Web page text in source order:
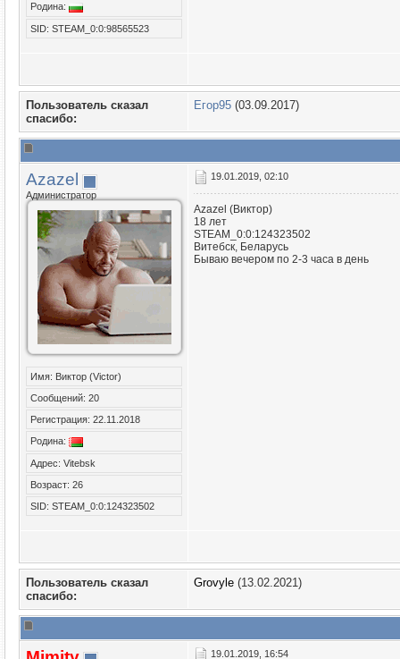
Родина:
SID: STEAM_0:0:98565523
Пользователь сказал
cпасибо:
Егор95 (03.09.2017)
Azazel
Администратор
Имя: Виктор (Victor)
Сообщений: 20
Регистрация: 22.11.2018
Родина:
Адрес: Vitebsk
Возраст: 26
SID: STEAM_0:0:124323502
19.01.2019, 02:10
Azazel (Виктор)
18 лет
STEAM_0:0:124323502
Витебск, Беларусь
Бываю вечером по 2-3 часа в день
Пользователь сказал
cпасибо:
Grovyle (13.02.2021)
19.01.2019, 16:54